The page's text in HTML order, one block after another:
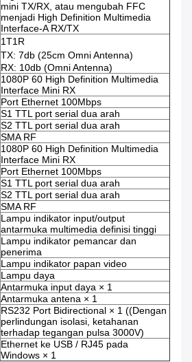
mini TX/RX, atau mengubah FFC
menjadi High Definition Multimedia
Interface-A RX/TX
1T1R
TX: 7db (25cm Omni Antenna)
RX: 10db (Omni Antenna)
1080P 60 High Definition Multimedia
Interface Mini RX
Port Ethernet 100Mbps
S1 TTL port serial dua arah
S2 TTL port serial dua arah
SMA RF
1080P 60 High Definition Multimedia
Interface Mini RX
Port Ethernet 100Mbps
S1 TTL port serial dua arah
S2 TTL port serial dua arah
SMA RF
Lampu indikator input/output
antarmuka multimedia definisi tinggi
Lampu indikator pemancar dan
penerima
Lampu indikator papan video
Lampu daya
Antarmuka input daya × 1
Antarmuka antena × 1
RS232 Port Bidirectional × 1 ((Dengan
perlindungan isolasi, ketahanan
terhadap tegangan pulsa 3000V)
Ethernet ke USB / RJ45 pada
Windows × 1